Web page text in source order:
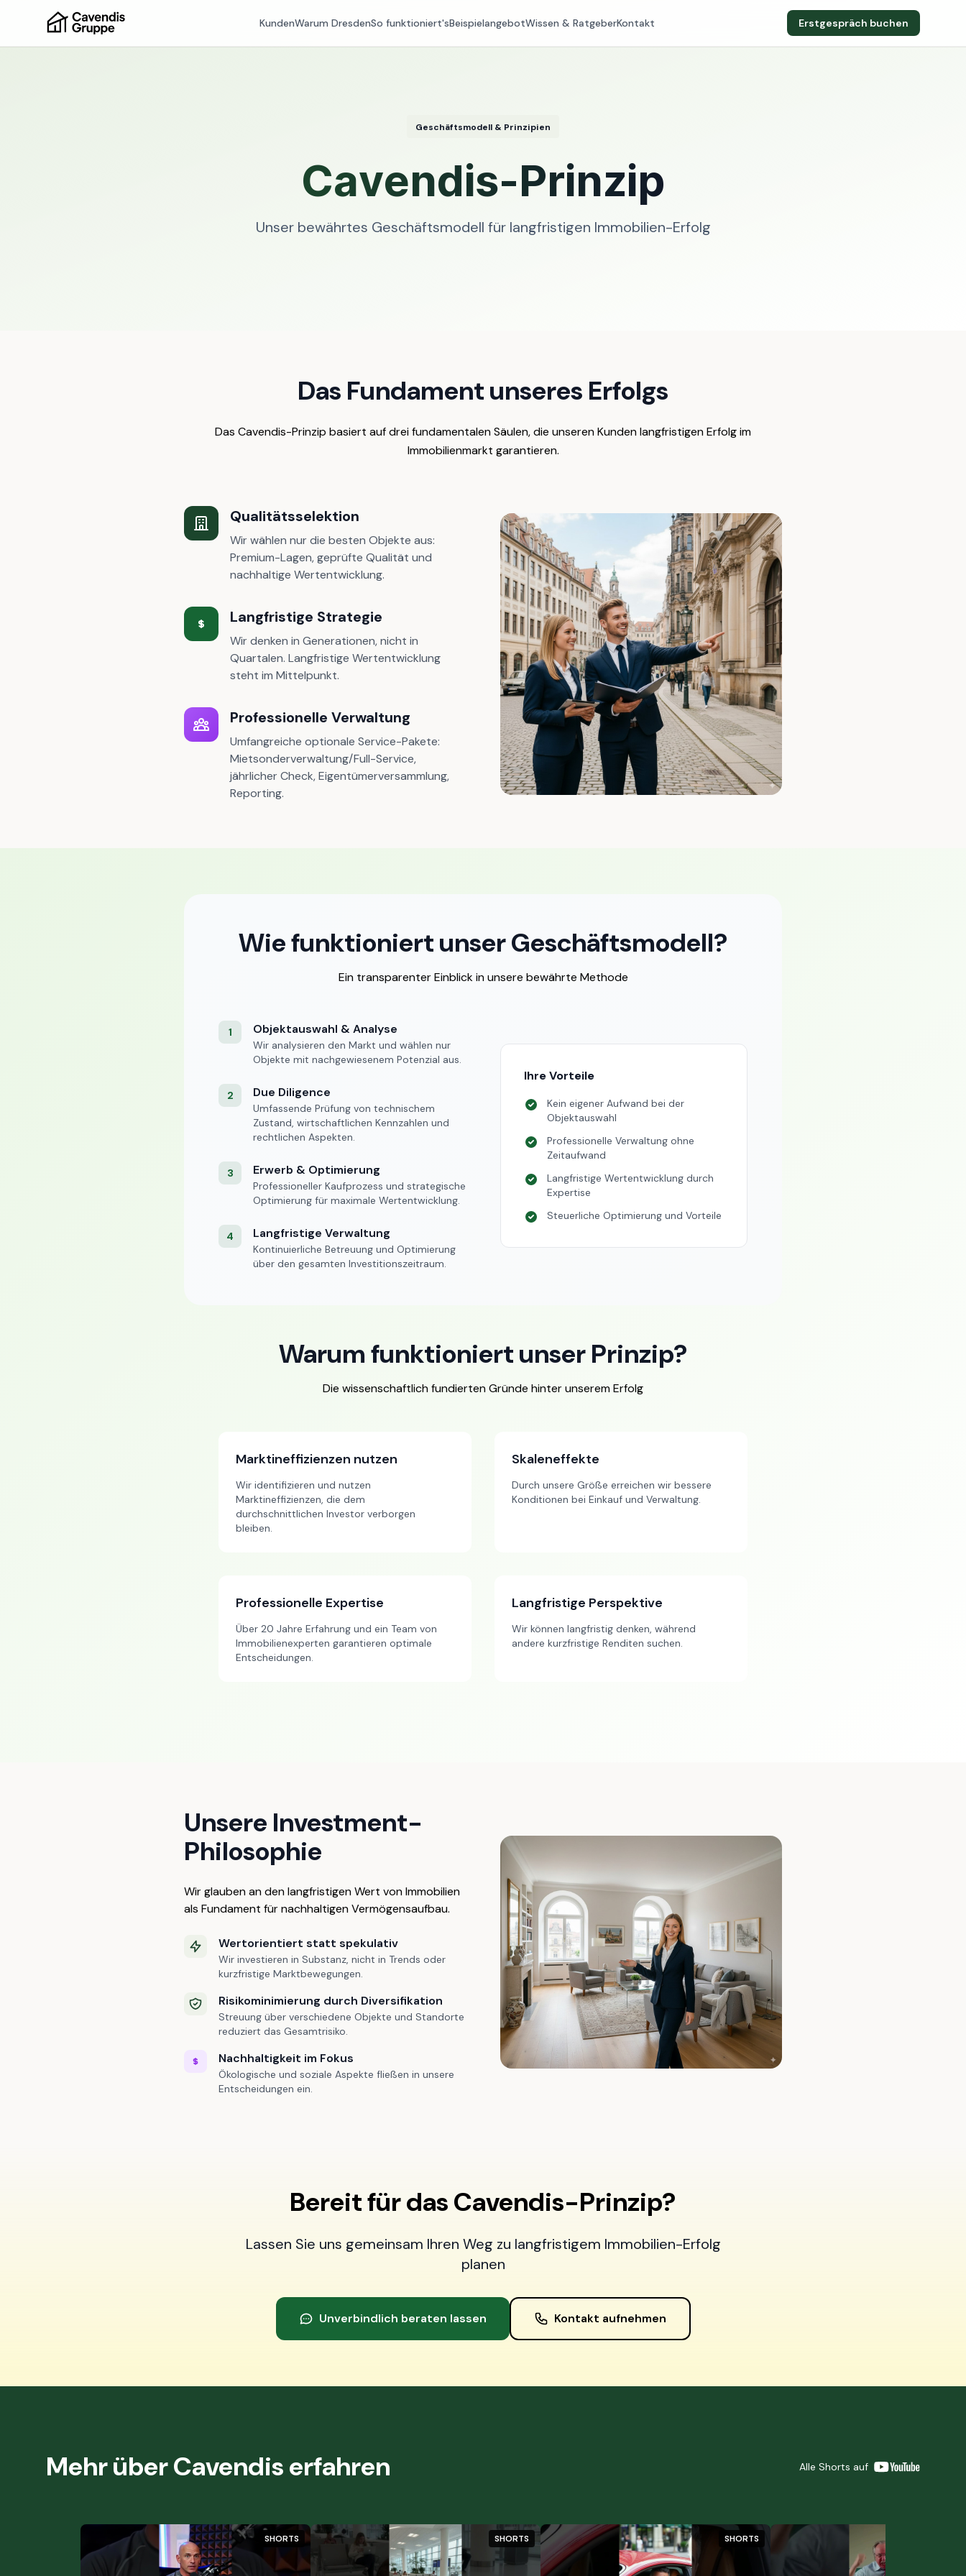
KundenWarum DresdenSo funktioniert'sBeispielangebotWissen & RatgeberKontakt Erstgespräch buchen
Geschäftsmodell & Prinzipien
Cavendis-Prinzip
Unser bewährtes Geschäftsmodell für langfristigen Immobilien-Erfolg
Das Fundament unseres Erfolgs
Das Cavendis-Prinzip basiert auf drei fundamentalen Säulen, die unseren Kunden langfristigen Erfolg im
Immobilienmarkt garantieren.
Qualitätsselektion
Wir wählen nur die besten Objekte aus:
Premium-Lagen, geprüfte Qualität und
nachhaltige Wertentwicklung.
Langfristige Strategie
Wir denken in Generationen, nicht in
Quartalen. Langfristige Wertentwicklung
steht im Mittelpunkt.
Professionelle Verwaltung
Umfangreiche optionale Service-Pakete:
Mietsonderverwaltung/Full-Service,
jährlicher Check, Eigentümerversammlung,
Reporting.
Wie funktioniert unser Geschäftsmodell?
Ein transparenter Einblick in unsere bewährte Methode
1 Objektauswahl & Analyse
Wir analysieren den Markt und wählen nur
Objekte mit nachgewiesenem Potenzial aus.
2 Due Diligence
Umfassende Prüfung von technischem
Zustand, wirtschaftlichen Kennzahlen und
rechtlichen Aspekten.
3 Erwerb & Optimierung
Professioneller Kaufprozess und strategische
Optimierung für maximale Wertentwicklung.
4 Langfristige Verwaltung
Kontinuierliche Betreuung und Optimierung
über den gesamten Investitionszeitraum.
Ihre Vorteile
Kein eigener Aufwand bei der
Objektauswahl
Professionelle Verwaltung ohne
Zeitaufwand
Langfristige Wertentwicklung durch
Expertise
Steuerliche Optimierung und Vorteile
Warum funktioniert unser Prinzip?
Die wissenschaftlich fundierten Gründe hinter unserem Erfolg
Marktineffizienzen nutzen
Wir identifizieren und nutzen
Marktineffizienzen, die dem
durchschnittlichen Investor verborgen
bleiben.
Skaleneffekte
Durch unsere Größe erreichen wir bessere
Konditionen bei Einkauf und Verwaltung.
Professionelle Expertise
Über 20 Jahre Erfahrung und ein Team von
Immobilienexperten garantieren optimale
Entscheidungen.
Langfristige Perspektive
Wir können langfristig denken, während
andere kurzfristige Renditen suchen.
Unsere Investment-
Philosophie
Wir glauben an den langfristigen Wert von Immobilien
als Fundament für nachhaltigen Vermögensaufbau.
Wertorientiert statt spekulativ
Wir investieren in Substanz, nicht in Trends oder
kurzfristige Marktbewegungen.
Risikominimierung durch Diversifikation
Streuung über verschiedene Objekte und Standorte
reduziert das Gesamtrisiko.
Nachhaltigkeit im Fokus
Ökologische und soziale Aspekte fließen in unsere
Entscheidungen ein.
Bereit für das Cavendis-Prinzip?
Lassen Sie uns gemeinsam Ihren Weg zu langfristigem Immobilien-Erfolg
planen
Unverbindlich beraten lassen Kontakt aufnehmen
Mehr über Cavendis erfahren Alle Shorts auf
SHORTS SHORTS SHORTS